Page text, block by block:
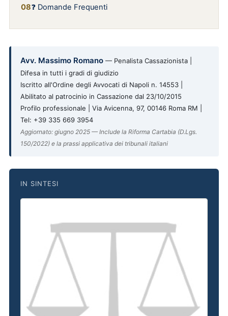
❓ Domande Frequenti
Avv. Massimo Romano — Penalista Cassazionista |
Difesa in tutti i gradi di giudizio
Iscritto all'Ordine degli Avvocati di Napoli n. 14553 |
Abilitato al patrocinio in Cassazione dal 23/10/2015
Profilo professionale | Via Avicenna, 97, 00146 Roma RM |
Tel: +39 335 669 3954
Aggiornato: giugno 2025 — Include la Riforma Cartabia (D.Lgs.
150/2022) e la prassi applicativa dei tribunali italiani
IN SINTESI